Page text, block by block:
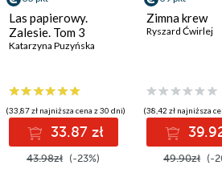
Las papierowy.
Zalesie. Tom 3
Katarzyna Puzyńska
(33,87 zł najniższa cena z 30 dni)
33.87 zł
43.98zł (-23%)
Zimna krew
Ryszard Ćwirlej
(38,42 zł najniższa
49.90zł (-